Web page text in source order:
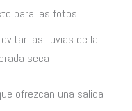
para las fotos
las lluvias de la
seca
ofrezcan una salida